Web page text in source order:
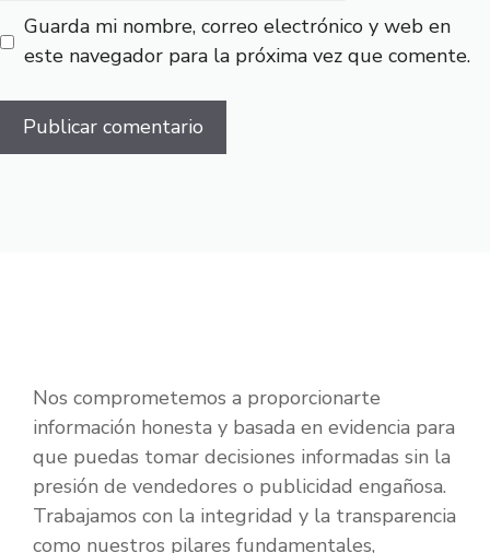
Guarda mi nombre, correo electrónico y web en
este navegador para la próxima vez que comente.
Nos comprometemos a proporcionarte
información honesta y basada en evidencia para
que puedas tomar decisiones informadas sin la
presión de vendedores o publicidad engañosa.
Trabajamos con la integridad y la transparencia
como nuestros pilares fundamentales,